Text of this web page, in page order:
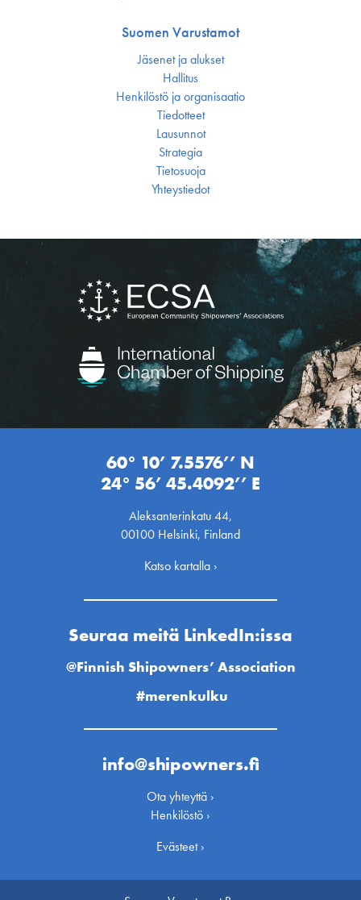
Suomen Varustamot
Jäsenet ja alukset
Hallitus
Henkilöstö ja organisaatio
Tiedotteet
Lausunnot
Strategia
Tietosuoja
Yhteystiedot
60° 10’ 7.5576’’ N
24° 56’ 45.4092’’ E
Aleksanterinkatu 44,
00100 Helsinki, Finland
Katso kartalla ›
Seuraa meitä LinkedIn:issa
@Finnish Shipowners’ Association
#merenkulku
info@shipowners.fi
Ota yhteyttä ›
Henkilöstö ›
Evästeet ›